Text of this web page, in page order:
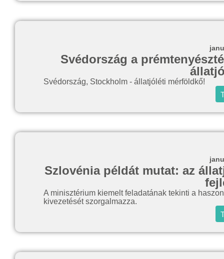
Svédország a
Svédország, Stockholm - állatjóléti mérföldkő!
Szlovénia példát mutat: az
A minisztérium kiemelt feladatának tekinti a
kivezetését szorgalmazza.